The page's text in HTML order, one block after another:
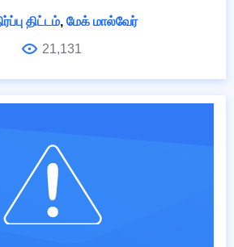
திட்டம், மேக் மால்வேர்
21,131